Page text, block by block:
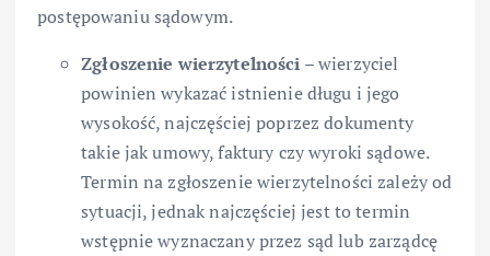
postępowaniu sądowym.
Zgłoszenie wierzytelności – wierzyciel
powinien wykazać istnienie długu i jego
wysokość, najczęściej poprzez dokumenty
takie jak umowy, faktury czy wyroki sądowe.
Termin na zgłoszenie wierzytelności zależy od
sytuacji, jednak najczęściej jest to termin
wstępnie wyznaczany przez sąd lub zarządcę